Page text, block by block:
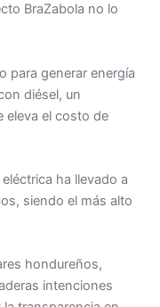
BraZabola no lo
para generar energía
diésel, un
eleva el costo de
ha llevado a
siendo el más alto
hondureños,
intenciones